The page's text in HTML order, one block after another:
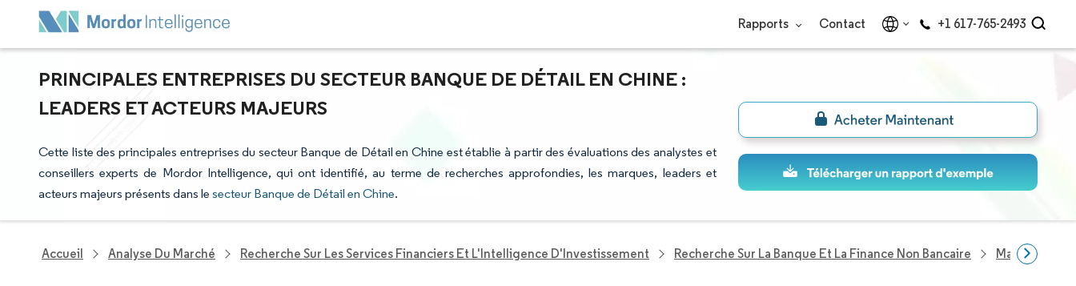
Rapports Contact +1 617-765-2493
PRINCIPALES ENTREPRISES DU SECTEUR BANQUE DE DÉTAIL EN CHINE :
LEADERS ET ACTEURS MAJEURS
Cette liste des principales entreprises du secteur Banque de Détail en Chine est établie à partir des évaluations des analystes et
conseillers experts de Mordor Intelligence, qui ont identifié, au terme de recherches approfondies, les marques, leaders et
acteurs majeurs présents dans le secteur Banque de Détail en Chine.
Accueil Analyse Du Marché Recherche Sur Les Services Financiers Et L'Intelligence D'Investissement Recherche Sur La Banque Et La Finance Non Bancaire Marché De